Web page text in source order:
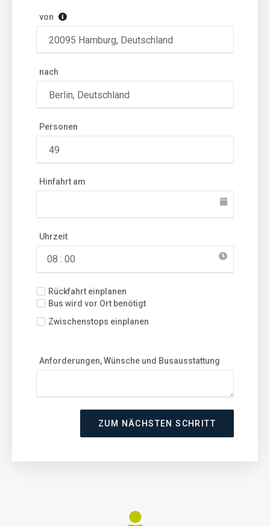
von
nach
Personen
Hinfahrt am
Uhrzeit
Rückfahrt einplanen
Bus wird vor Ort benötigt
Zwischenstops einplanen
Anforderungen, Wünsche und Busausstattung
ZUM NÄCHSTEN SCHRITT